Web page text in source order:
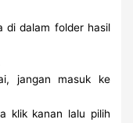
di dalam folder hasil
jangan masuk ke
klik kanan lalu pilih